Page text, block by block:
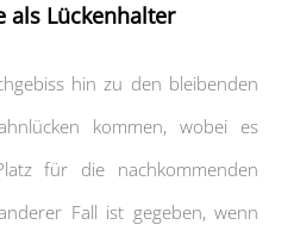
als Lückenhalter
hin zu den bleibenden
kommen, wobei es
für die nachkommenden
Fall ist gegeben, wenn